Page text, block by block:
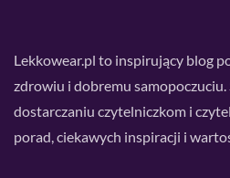
Lekkowear.pl to inspirujący blog
zdrowiu i dobremu samopoczuciu.
dostarczaniu czytelniczkom i
porad, ciekawych inspiracji i